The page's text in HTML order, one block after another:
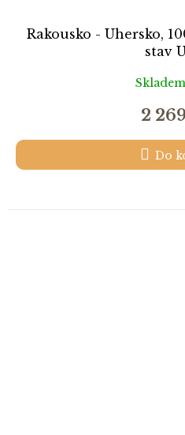
Rakousko - Uhersko,
stav
Skladem
2
Do